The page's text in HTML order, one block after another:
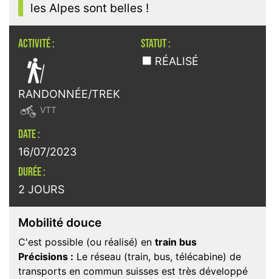
les Alpes sont belles !
ACTIVITÉ :

RANDONNÉE/TREK
 VTT
STATUT :
RÉALISÉ
DATE :
16/07/2023
DURÉE :
2 JOURS
Mobilité douce
C'est possible (ou réalisé) en train bus
Précisions : Le réseau (train, bus, télécabine) de
transports en commun suisses est très développé